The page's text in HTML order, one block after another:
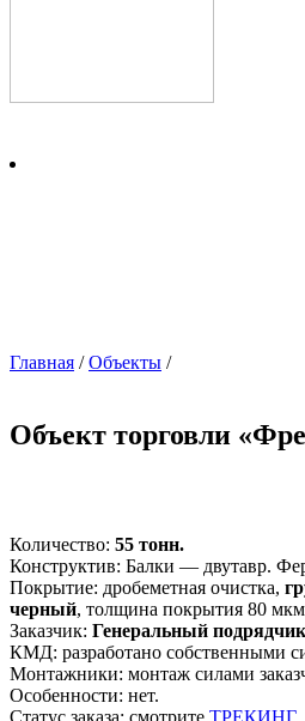
Главная /Объекты /
Объект торговли
Количество: 55 тонн.
Конструктив: Балки — двутавр.
Покрытие: дробеметная очистка,
черный, толщина покрытия 80
Заказчик: Генеральный подрядчик
КМД: разработано собственными
Монтажники: монтаж силами
Особенности: нет.